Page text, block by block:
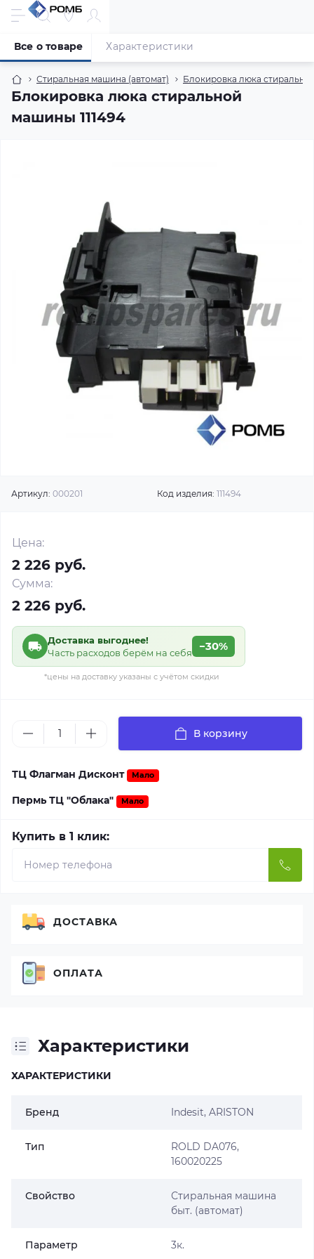
Стиральная машина (автомат) Блокировка люка
Блокировка люка стиральной
машины 111494
Все о товаре Характеристики
Артикул: 000201 Код изделия: 111494
Цена:
2 226 руб.
Сумма:
2 226 руб.
Доставка выгоднее!
Часть расходов берём на себя
−30%
*цены на доставку указаны с учётом скидки
В корзину
ТЦ Флагман Дисконт Мало
Пермь ТЦ "Облака" Мало
Купить в 1 клик:
Характеристики
ХАРАКТЕРИСТИКИ
Бренд Indesit, ARISTON
Тип
ROLD DA076,
160020225
Свойство
Стиральная машина
быт. (автомат)
Параметр 3к.
ДОСТАВКА
ОПЛАТА